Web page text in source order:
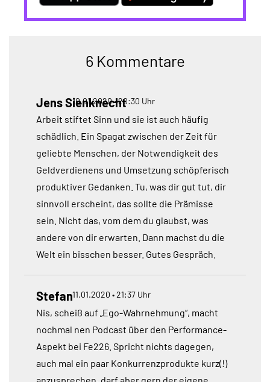
6 Kommentare
Jens Sienknecht
10.01.2020 • 20:30 Uhr
Arbeit stiftet Sinn und sie ist auch häufig
schädlich. Ein Spagat zwischen der Zeit für
geliebte Menschen, der Notwendigkeit des
Geldverdienens und Umsetzung schöpferisch
produktiver Gedanken. Tu, was dir gut tut, dir
sinnvoll erscheint, das sollte die Prämisse
sein. Nicht das, vom dem du glaubst, was
andere von dir erwarten. Dann machst du die
Welt ein bisschen besser. Gutes Gespräch.
Stefan11.01.2020 • 21:37 Uhr
Nis, scheiß auf „Ego-Wahrnehmung“, macht
nochmal nen Podcast über den Performance-
Aspekt bei Fe226. Spricht nichts dagegen,
auch mal ein paar Konkurrenzprodukte kurz(!)
anzusprechen, darf aber gern der eigene